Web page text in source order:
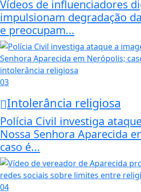
Vídeos de influenciadores
impulsionam degradação
e preocupam...
03
Intolerância religiosa
Polícia Civil investiga
Nossa Senhora Aparecida
caso é...
04